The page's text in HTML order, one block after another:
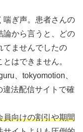
喘ぎ声。患者さんの
論から言うと、どの
てませんでしたの
はできません。
、tokyomotion、
法配信サイトで確
員向けの割引や期間